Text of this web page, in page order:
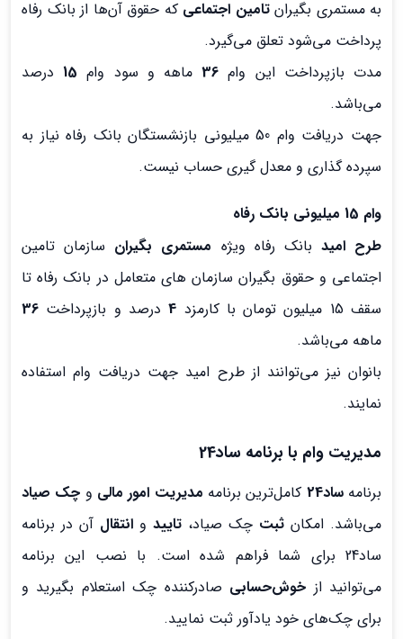
به مستمری بگیرانتامین اجتماعی که حقوق آن‌ها از بانک رفاه
پرداخت می‌شود تعلق می‌گیرد.
مدت بازپرداخت این وام36 ماهه و سود وام 15درصد
می‌باشد.
جهت دریافت وام 50 میلیونی بازنشستگان بانک رفاه نیاز به
سپرده گذاری و معدل گیری حساب نیست.
وام 15 میلیونی بانک رفاه
طرح امید بانک رفاه ویژه مستمری بگیران سازمان تامین
اجتماعی و حقوق بگیران سازمان های متعامل در بانک رفاه تا
سقف 15 میلیون تومان با کارمزد
4 درصد و بازپرداخت 36
ماهه می‌باشد.
بانوان نیز می‌توانند از طرح امید جهت دریافت وام استفاده
نمایند.
مدیریت وام با برنامه ساد24
برنامهساد24 کامل‌ترین برنامه مدیریت امور مالی و چک صیاد
می‌باشد. امکان ثبت چک صیاد، تایید و انتقال آن در برنامه
ساد24 برای شما فراهم شده است. با نصب این برنامه
می‌توانید از خوش‌حسابی صادرکننده چک استعلام بگیرید و
برای چک‌های خود یادآور ثبت نمایید.